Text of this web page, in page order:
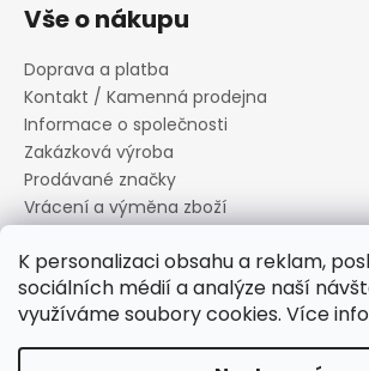
K personalizaci obsahu a reklam,
sociálních médií a analýze naší
využíváme soubory cookies. Více
Vše o nákupu
Doprava a platba
Kontakt / Kamenná prodejna
Informace o společnosti
Zakázková výroba
Prodávané značky
Vrácení a výměna zboží
Informace o souborech cookies
Reklamační řád
Obchodní podmínky